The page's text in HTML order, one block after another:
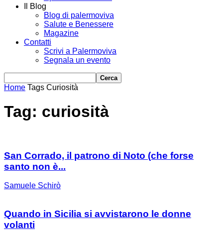
Il Blog
Blog di palermoviva
Salute e Benessere
Magazine
Contatti
Scrivi a Palermoviva
Segnala un evento
Home Tags Curiosità
Tag: curiosità
San Corrado, il patrono di Noto (che forse
santo non è...
Samuele Schirò
Quando in Sicilia si avvistarono le donne
volanti